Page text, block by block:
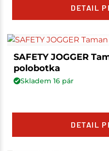
DETAIL
SAFETY JOGGER
polobotka
Skladem 16pár
DETAIL